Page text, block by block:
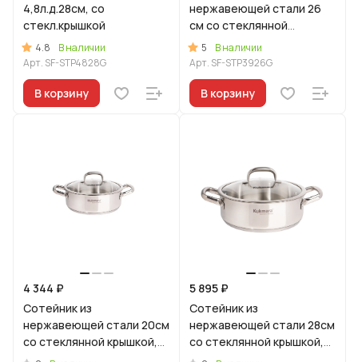
4,8л.д.28см, со
стекл.крышкой
4.8
В наличии
Арт. SF-STP4828G
В корзину
нержавеющей стали 26
см со стеклянной
крышкой, линия "Сафия"
5
В наличии
Арт. SF-STP3926G
В корзину
4 344 ₽
Сотейник из
нержавеющей стали 20см
со стеклянной крышкой,
линия "Леон"
5 895 ₽
Сотейник из
нержавеющей стали 28см
со стеклянной крышкой,
линия "Леон"